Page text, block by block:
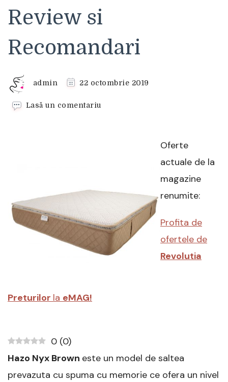
Review si
Recomandari
admin 22 octombrie 2019
Lasă un comentariu
160X200cm
si
Recomandari
Oferte
actuale de la
magazine
renumite:
Profita de
ofertele de
Revolutia
Preturilor la eMAG!
0 (0)
Hazo Nyx Brown este un model de saltea
prevazuta cu spuma cu memorie ce ofera un nivel